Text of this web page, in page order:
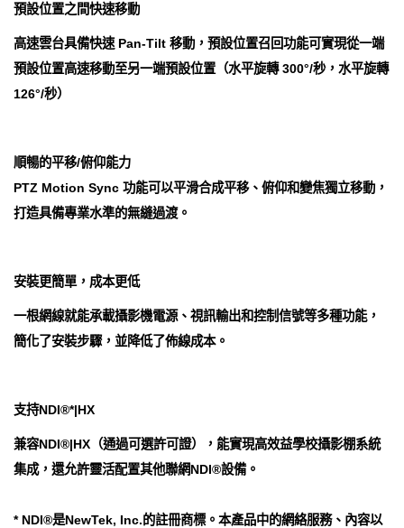
預設位置之間快速移動
高速雲台具備快速 Pan-Tilt 移動，預設位置召回功能可實現從一端
預設位置高速移動至另一端預設位置（水平旋轉 300°/秒，水平旋轉
126°/秒）
順暢的平移/俯仰能力
PTZ Motion Sync 功能可以平滑合成平移、俯仰和變焦獨立移動，
打造具備專業水準的無縫過渡。
安裝更簡單，成本更低
一根網線就能承載攝影機電源、視訊輸出和控制信號等多種功能，
簡化了安裝步驟，並降低了佈線成本。
支持NDI®*|HX
兼容NDI®|HX（通過可選許可證），能實現高效益學校攝影棚系統
集成，還允許靈活配置其他聯網NDI®設備。
* NDI®是NewTek, Inc.的註冊商標。本產品中的網絡服務、內容以